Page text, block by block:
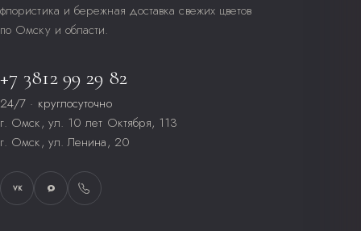
флористика и бережная доставка свежих цветов
по Омску и области.
+7 3812 99 29 82
24/7 · круглосуточно
г. Омск, ул. 10 лет Октября, 113
г. Омск, ул. Ленина, 20
VK